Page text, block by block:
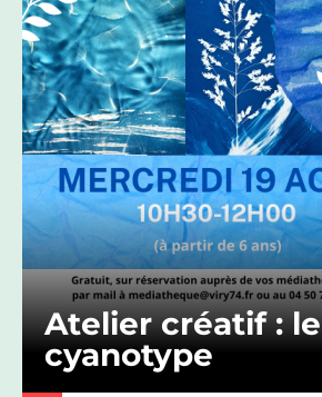
Atelier créatif : le
cyanotype